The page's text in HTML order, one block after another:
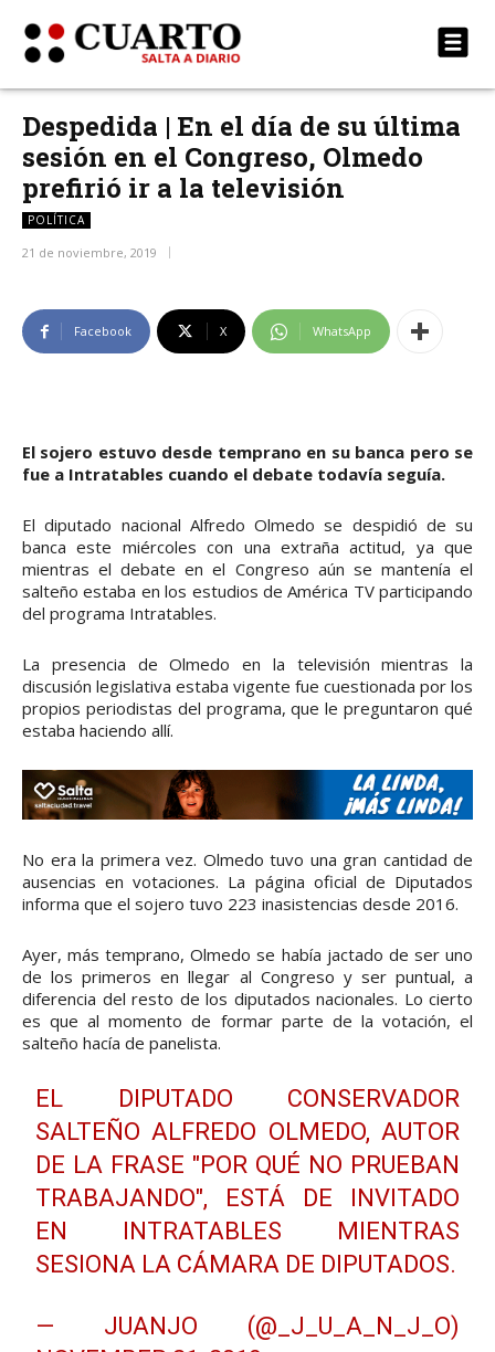
Despedida | En el día de su última
sesión en el Congreso, Olmedo
prefirió ir a la televisión
POLÍTICA
21 de noviembre, 2019
Facebook X WhatsApp
El sojero estuvo desde temprano en su banca pero se
fue a Intratables cuando el debate todavía seguía.
El diputado nacional Alfredo Olmedo se despidió de su
banca este miércoles con una extraña actitud, ya que
mientras el debate en el Congreso aún se mantenía el
salteño estaba en los estudios de América TV participando
del programa Intratables.
La presencia de Olmedo en la televisión mientras la
discusión legislativa estaba vigente fue cuestionada por los
propios periodistas del programa, que le preguntaron qué
estaba haciendo allí.
No era la primera vez. Olmedo tuvo una gran cantidad de
ausencias en votaciones. La página oficial de Diputados
informa que el sojero tuvo 223 inasistencias desde 2016.
Ayer, más temprano, Olmedo se había jactado de ser uno
de los primeros en llegar al Congreso y ser puntual, a
diferencia del resto de los diputados nacionales. Lo cierto
es que al momento de formar parte de la votación, el
salteño hacía de panelista.
EL DIPUTADO CONSERVADOR
SALTEÑO ALFREDO OLMEDO, AUTOR
DE LA FRASE "POR QUÉ NO PRUEBAN
TRABAJANDO", ESTÁ DE INVITADO
EN INTRATABLES MIENTRAS
SESIONA LA CÁMARA DE DIPUTADOS.
— JUANJO (@_J_U_A_N_J_O)